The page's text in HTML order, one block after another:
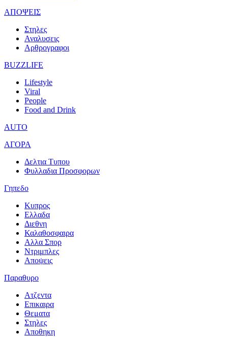
ΑΠΟΨΕΙΣ
Στηλες
Αναλυσεις
Αρθρογραφοι
BUZZLIFE
Lifestyle
Viral
People
Food and Drink
AUTO
ΑΓΟΡΑ
Δελτια Τυπου
Φυλλαδια Προσφορων
Γηπεδο
Κυπρος
Ελλαδα
Διεθνη
Καλαθοσφαιρα
Αλλα Σπορ
Ντριμπλες
Αποψεις
Παραθυρο
Ατζεντα
Επικαιρα
Θεματα
Στηλες
Αποθηκη